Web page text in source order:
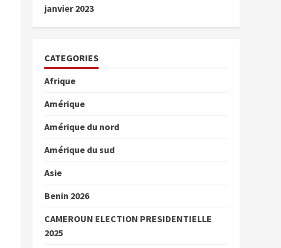
janvier 2023
CATEGORIES
Afrique
Amérique
Amérique du nord
Amérique du sud
Asie
Benin 2026
CAMEROUN ELECTION PRESIDENTIELLE
2025